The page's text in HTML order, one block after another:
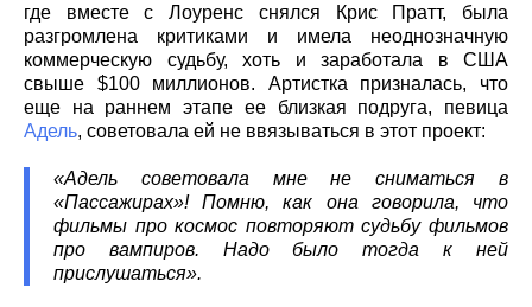
где вместе с Лоуренс снялся Крис Пратт, была
разгромлена критиками и имела неоднозначную
коммерческую судьбу, хоть и заработала в США
свыше $100 миллионов. Артистка призналась, что
еще на раннем этапе ее близкая подруга, певица
Адель, советовала ей не ввязываться в этот проект:
«Адель советовала мне не сниматься в
«Пассажирах»! Помню, как она говорила, что
фильмы про космос повторяют судьбу фильмов
про вампиров. Надо было тогда к ней
прислушаться».